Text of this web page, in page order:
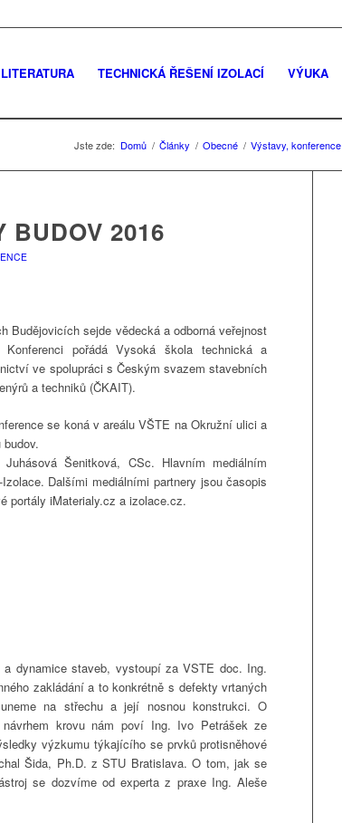
LITERATURA TECHNICKÁ ŘEŠENÍ IZOLACÍ VÝUKA
Jste zde: Domů / Články / Obecné / Výstavy, konference
BUDOV 2016
Budějovicích sejde vědecká a odborná veřejnost
pořádá Vysoká škola technická a
ve spolupráci s Českým svazem stavebních
a techniků (ČKAIT).
se koná v areálu VŠTE na Okružní ulici a
Šenitková, CSc. Hlavním mediálním
Dalšími mediálními partnery jsou časopis
portály iMaterialy.cz a izolace.cz.
dynamice staveb, vystoupí za VSTE doc. Ing.
zakládání a to konkrétně s defekty vrtaných
na střechu a její nosnou konstrukci. O
návrhem krovu nám poví Ing. Ivo Petrášek ze
výzkumu týkajícího se prvků protisněhové
Šida, Ph.D. z STU Bratislava. O tom, jak se
se dozvíme od experta z praxe Ing. Aleše